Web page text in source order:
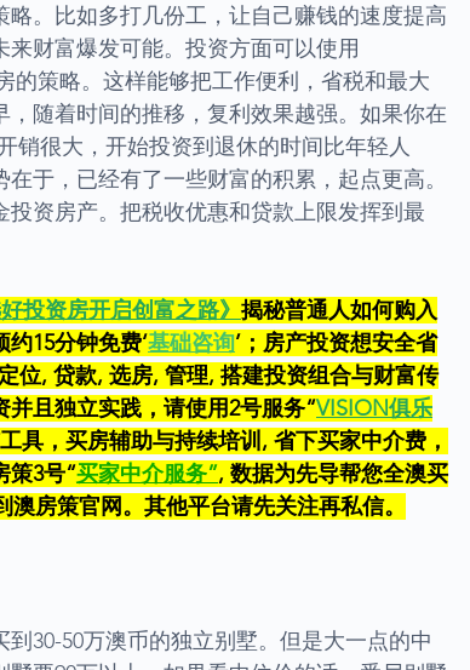
。比如多打几份工，让自己赚钱的速度提高
财富爆发可能。投资方面可以使用
的策略。这样能够把工作便利，省税和最大
随着时间的推移，复利效果越强。如果你在
销很大，开始投资到退休的时间比年轻人
于，已经有了一些财富的积累，起点更高。
资房产。把税收优惠和贷款上限发挥到最
好投资房开启创富之路》 揭秘普通人如何购入
15分钟免费‘基础咨询’；房产投资想安全省
位, 贷款, 选房, 管理, 搭建投资组合与财富传
且独立实践，请使用2号服务“VISION俱乐
具，买房辅助与持续培训, 省下买家中介费，
策3号“买家中介服务”, 数据为先导帮您全澳买
房策官网。其他平台请先关注再私信。
30-50万澳币的独立别墅。但是大一点的中